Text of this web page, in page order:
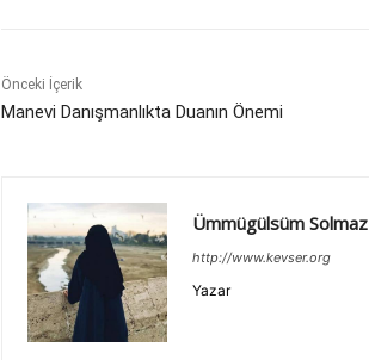
Önceki İçerik
Manevi Danışmanlıkta Duanın Önemi
Ümmügülsüm Solmaz
http://www.kevser.org
Yazar